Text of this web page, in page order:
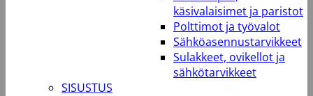
käsivalaisimet ja paristot
Polttimot ja työvalot
Sähköasennustarvikkeet
Sulakkeet, ovikellot ja
sähkötarvikkeet
SISUSTUS